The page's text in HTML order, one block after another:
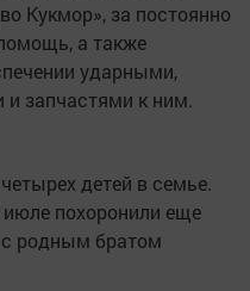
Кукмор», за постоянно
а также
ударными,
запчастями к ним.
детей в семье.
похоронили еще
родным братом